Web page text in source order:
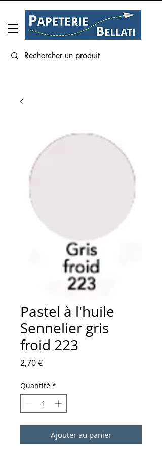
Pastel à l'huile
Sennelier gris
froid 223
2,70 €Prix
Quantité *
Ajouter au panier